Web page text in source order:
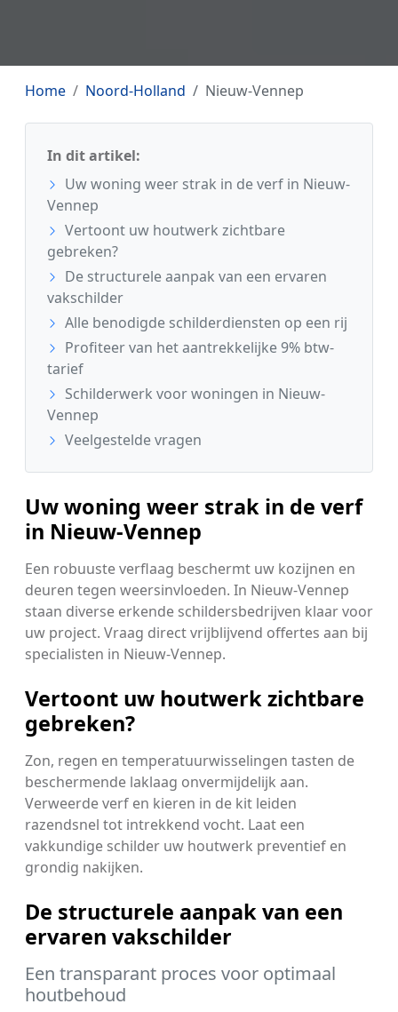
Home Noord-Holland Nieuw-Vennep
In dit artikel:
Uw woning weer strak in de verf in Nieuw-
Vennep
Vertoont uw houtwerk zichtbare
gebreken?
De structurele aanpak van een ervaren
vakschilder
Alle benodigde schilderdiensten op een rij
Profiteer van het aantrekkelijke 9% btw-
tarief
Schilderwerk voor woningen in Nieuw-
Vennep
Veelgestelde vragen
Uw woning weer strak in de verf
in Nieuw-Vennep
Een robuuste verflaag beschermt uw kozijnen en
deuren tegen weersinvloeden. In Nieuw-Vennep
staan diverse erkende schildersbedrijven klaar voor
uw project. Vraag direct vrijblijvend offertes aan bij
specialisten in Nieuw-Vennep.
Vertoont uw houtwerk zichtbare
gebreken?
Zon, regen en temperatuurwisselingen tasten de
beschermende laklaag onvermijdelijk aan.
Verweerde verf en kieren in de kit leiden
razendsnel tot intrekkend vocht. Laat een
vakkundige schilder uw houtwerk preventief en
grondig nakijken.
De structurele aanpak van een
ervaren vakschilder
Een transparant proces voor optimaal
houtbehoud